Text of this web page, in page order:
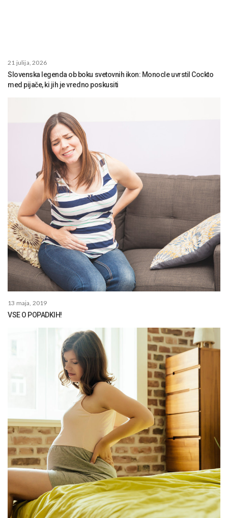
21 julija, 2026
Slovenska legenda ob boku svetovnih ikon: Monocle uvrstil Cockto
med pijače, ki jih je vredno poskusiti
13 maja, 2019
VSE O POPADKIH!